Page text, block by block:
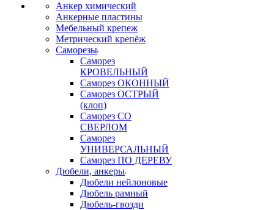
Анкер химический
Анкерные пластины
Мебельный крепеж
Метрический крепёж
Саморезы
Саморез
КРОВЕЛЬНЫЙ
Саморез ОКОННЫЙ
Саморез ОСТРЫЙ
(клоп)
Саморез СО
СВЕРЛОМ
Саморез
УНИВЕРСАЛЬНЫЙ
Саморез ПО ДЕРЕВУ
Дюбели, анкеры
Дюбели нейлоновые
Дюбель рамный
Дюбель-гвозди